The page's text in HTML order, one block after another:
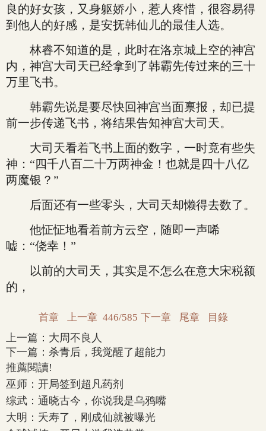
良的好女孩，又身躯娇小，惹人疼惜，很容易得
到他人的好感，是安抚韩仙儿的最佳人选。
林睿不知道的是，此时在洛京城上空的神宫
内，神宫大司天已经拿到了韩霸先传过来的三十
万里飞书。
韩霸先说是要尽快回神宫当面禀报，却已提
前一步传递飞书，将结果告知神宫大司天。
大司天看着飞书上面的数字，一时竟有些失
神：“四千八百二十万两神金！也就是四十八亿
两魔银？”
后面还有一些零头，大司天却懒得去数了。
他怔怔地看着前方云空，随即一声唏
嘘：“侥幸！”
以前的大司天，其实是不怎么在意大宋税额
的，
首章 上一章 446/585 下一章 尾章 目錄
上一篇： 大周不良人
下一篇： 杀青后，我觉醒了超能力
推薦閱讀!
巫师：开局签到超凡药剂
综武：通晓古今，你说我是乌鸦嘴
大明：夭寿了，刚成仙就被曝光